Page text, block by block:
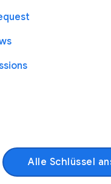
Alle Schlüssel